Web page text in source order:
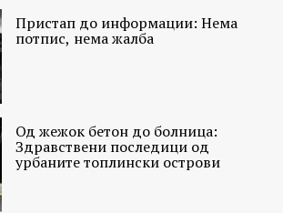
Пристап до информации: Нема
потпис, нема жалба
Од жежок бетон до болница:
Здравствени последици од
урбаните топлински острови